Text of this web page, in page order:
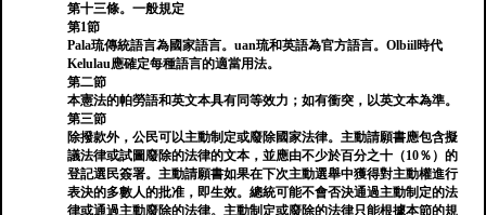
第十三條。一般規定
第1節
Pala琉傳統語言為國家語言。uan琉和英語為官方語言。Olbiil時代
Kelulau應確定每種語言的適當用法。
第二節
本憲法的帕勞語和英文本具有同等效力；如有衝突，以英文本為準。
第三節
除撥款外，公民可以主動制定或廢除國家法律。主動請願書應包含擬
議法律或試圖廢除的法律的文本，並應由不少於百分之十（10％）的
登記選民簽署。主動請願書如果在下次主動選舉中獲得對主動權進行
表決的多數人的批准，即生效。總統可能不會否決通過主動制定的法
律或通過主動廢除的法律。主動制定或廢除的法律只能根據本節的規